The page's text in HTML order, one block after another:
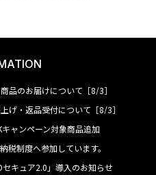
品のお届けについて［8/3］
げ・返品受付について［8/3］
キャンペーン対象商品追加
税制度へ参加しています。
キュア2.0」導入のお知らせ